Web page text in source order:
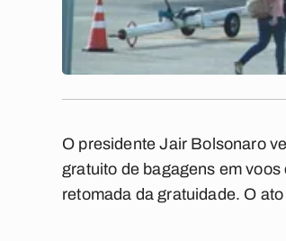
O presidente Jair Bolsonaro
gratuito de bagagens em
retomada da gratuidade. O